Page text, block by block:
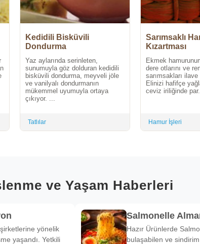
Kedidili Bisküvili
Dondurma
Yaz aylarında serinleten,
sunumuyla göz dolduran kedidili
bisküvili dondurma, meyveli jöle
ve vanilyalı dondurmanın
mükemmel uyumuyla ortaya
çıkıyor. ...
Tatlılar
Sarımsaklı
Kızartması
Ekmek
dere otlarını ve
sarımsakları
Elinizi hafifçe
ceviz iriliğinde
Hamur İşleri
ve Yaşam Haberleri
yönelik
yaşandı. Yetkili
Salmonelle
Hazır Ürünlerde
bulaşabilen ve